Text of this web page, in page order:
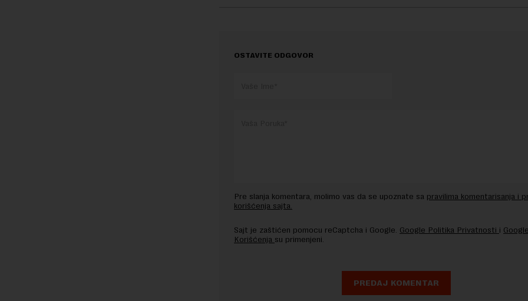
OSTAVITE ODGOVOR
Pre slanja komentara, molimo vas da se upoznate sa pravilima komentarisanja i
korišćenja sajta.
Sajt je zaštićen pomocu reCaptcha i Google. Google Politika Privatnosti i
Korišćenja su primenjeni.